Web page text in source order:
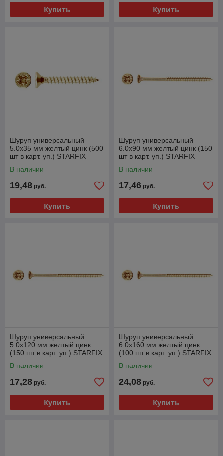
Купить Купить
Шуруп универсальный
5.0х35 мм желтый цинк (500
шт в карт. уп.) STARFIX
В наличии
19,48 руб.
Купить
Шуруп универсальный
6.0х90 мм желтый цинк (150
шт в карт. уп.) STARFIX
В наличии
17,46 руб.
Купить
Шуруп универсальный
5.0х120 мм желтый цинк
(150 шт в карт. уп.) STARFIX
В наличии
17,28 руб.
Купить
Шуруп универсальный
6.0х160 мм желтый цинк
(100 шт в карт. уп.) STARFIX
В наличии
24,08 руб.
Купить